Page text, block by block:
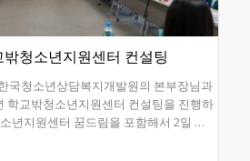
청소년지원센터 컨설팅
국청소년상담복지개발원의 본부장님과